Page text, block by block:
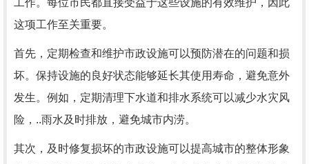
工作。每位市民都直接受益于这些设施的有效维护，因此
这项工作至关重要。
首先，定期检查和维护市政设施可以预防潜在的问题和损
坏。保持设施的良好状态能够延长其使用寿命，避免意外
发生。例如，定期清理下水道和排水系统可以减少水灾风
险，..雨水及时排放，避免城市内涝。
其次，及时修复损坏的市政设施可以提高城市的整体形象